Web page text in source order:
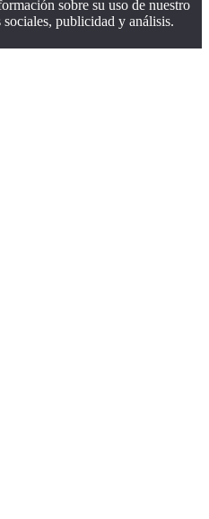
sobre su uso de nuestro
publicidad y análisis.